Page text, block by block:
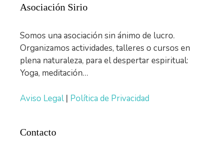
Asociación Sirio
Somos una asociación sin ánimo de lucro.
Organizamos actividades, talleres o cursos en
plena naturaleza, para el despertar espiritual:
Yoga, meditación…
Aviso Legal| Política de Privacidad
Contacto